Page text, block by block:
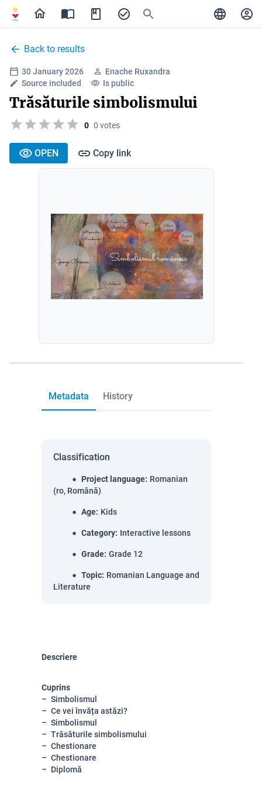
Back to results
30 January 2026
Enache Ruxandra
Source included
Is public
Trăsăturile simbolismului
0 0 votes
OPEN Copy link
Metadata History
Classification
Project language: Romanian
(ro, Română)
Age: Kids
Category: Interactive lessons
Grade: Grade 12
Topic: Romanian Language and
Literature
Descriere
Cuprins
Simbolismul
Ce vei învăța astăzi?
Simbolismul
Trăsăturile simbolismului
Chestionare
Chestionare
Diplomă